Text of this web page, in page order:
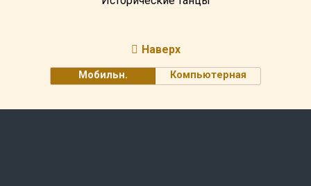
Наверх
Мобильн. Компьютерная